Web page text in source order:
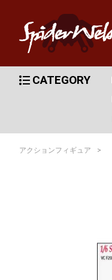
CATEGORY
アクションフィギュア